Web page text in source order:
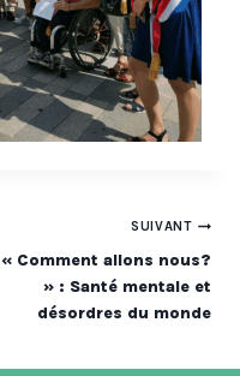
SUIVANT
« Comment allons nous?
» : Santé mentale et
désordres du monde